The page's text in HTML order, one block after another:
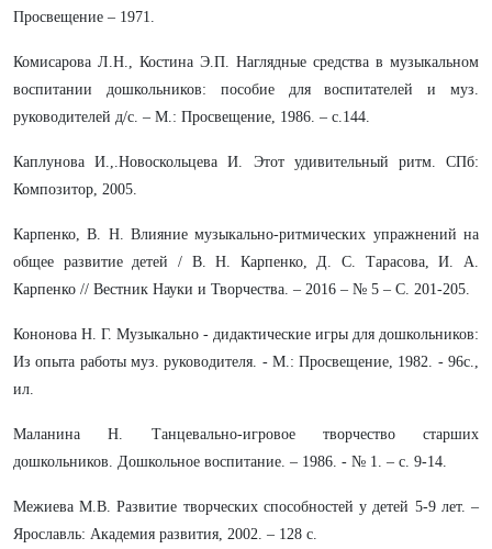
Просвещение – 1971.
Комисарова Л.Н., Костина Э.П. Наглядные средства в музыкальном
воспитании дошкольников: пособие для воспитателей и муз.
руководителей д/с. – М.: Просвещение, 1986. – с.144.
Каплунова И.,.Новоскольцева И. Этот удивительный ритм. СПб:
Композитор, 2005.
Карпенко, В. Н. Влияние музыкально-ритмических упражнений на
общее развитие детей / В. Н. Карпенко, Д. С. Тарасова, И. А.
Карпенко // Вестник Науки и Творчества. – 2016 – № 5 – С. 201-205.
Кононова Н. Г. Музыкально - дидактические игры для дошкольников:
Из опыта работы муз. руководителя. - М.: Просвещение, 1982. - 96с.,
ил.
Маланина Н. Танцевально-игровое творчество старших
дошкольников. Дошкольное воспитание. – 1986. - № 1. – с. 9-14.
Межиева М.В. Развитие творческих способностей у детей 5-9 лет. –
Ярославль: Академия развития, 2002. – 128 с.